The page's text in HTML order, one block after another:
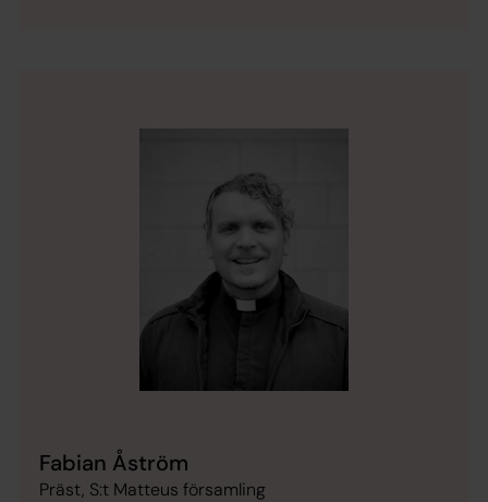
Fabian Åström
Präst, S:t Matteus församling